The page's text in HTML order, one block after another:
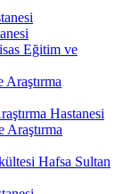
Eğitim ve
Araştırma
Hastanesi
Araştırma
Hafsa Sultan